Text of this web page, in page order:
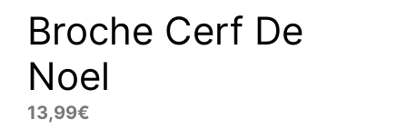
Broche Cerf De
Noel
13,99€